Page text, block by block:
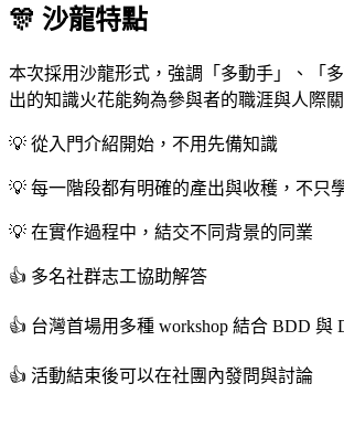
🎊 沙龍特點
本次採用沙龍形式，強調「多動手」、「
出的知識火花能夠為參與者的職涯與人際關
💡 從入門介紹開始，不用先備知識
💡 每一階段都有明確的產出與收穫，不只
💡 在實作過程中，結交不同背景的同業
👍 多名社群志工協助解答
👍 台灣首場用多種 workshop 結合 BDD 與
👍 活動結束後可以在社團內發問與討論